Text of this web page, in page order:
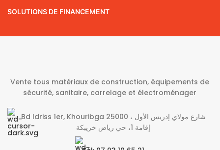
SOLUTIONS DE FINANCEMENT
Vente tous matériaux de construction, équipements de
sécurité, sanitaire, carrelage et électroménager
Bd Idriss 1er, Khouribga 25000 شارع مولاي إدريس الأول ،
إقامة 1، حي رياض خريبكة